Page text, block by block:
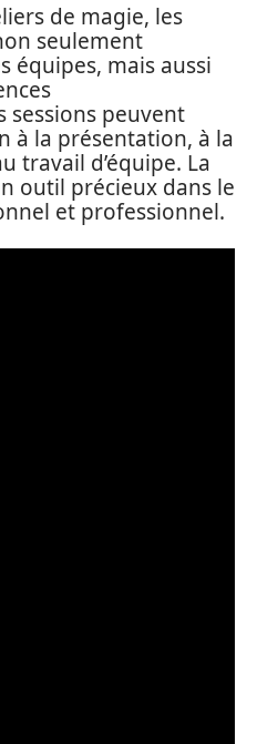
de magie, les
seulement
équipes, mais aussi
sessions peuvent
à la présentation, à la
travail d’équipe. La
outil précieux dans le
et professionnel.